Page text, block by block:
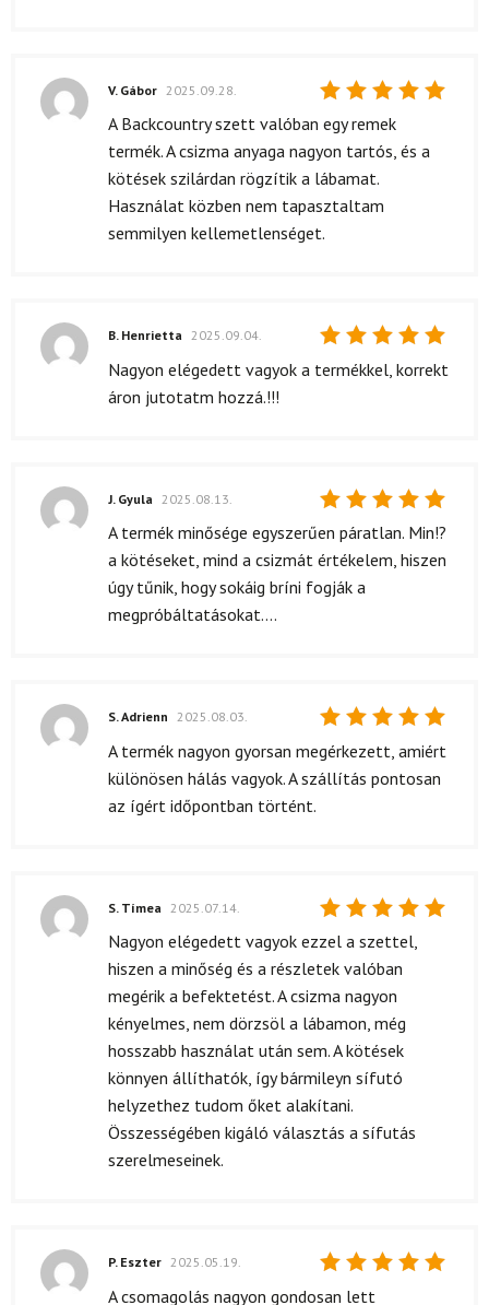
Értékelés:
5/ 5
V. Gábor 2025.09.28.
A Backcountry szett valóban egy remek
termék. A csizma anyaga nagyon tartós, és a
kötések szilárdan rögzítik a lábamat.
Használat közben nem tapasztaltam
semmilyen kellemetlenséget.
Értékelés:
B. Henrietta 2025.09.04.
Nagyon elégedett vagyok a termékkel, korrekt
áron jutotatm hozzá.!!!
Értékelés:
/ 5
J. Gyula 2025.08.13.
A termék minősége egyszerűen páratlan. Min!?
a kötéseket, mind a csizmát értékelem, hiszen
úgy tűnik, hogy sokáig bríni fogják a
megpróbáltatásokat....
Értékelés:
5
S. Adrienn 2025.08.03.
A termék nagyon gyorsan megérkezett, amiért
különösen hálás vagyok. A szállítás pontosan
az ígért időpontban történt.
Értékelés:
S. Tímea 2025.07.14.
Nagyon elégedett vagyok ezzel a szettel,
hiszen a minőség és a részletek valóban
megérik a befektetést. A csizma nagyon
kényelmes, nem dörzsöl a lábamon, még
hosszabb használat után sem. A kötések
könnyen állíthatók, így bármileyn sífutó
helyzethez tudom őket alakítani.
Összességében kigáló választás a sífutás
szerelmeseinek.
Értékelés:
P. Eszter 2025.05.19.
A csomagolás nagyon gondosan lett